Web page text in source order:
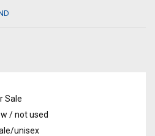
Sale
/ not used
unisex